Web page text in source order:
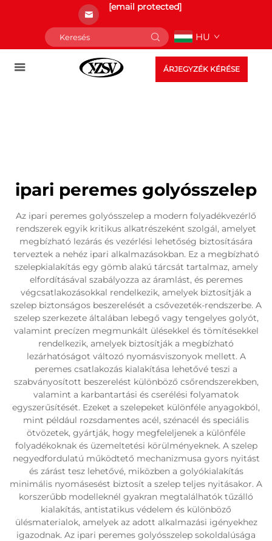
[email protected]
HU
ÁRJEGYZÉK KÉRÉSE
ipari peremes golyósszelep
Az ipari peremes golyósszelep a modern folyadékvezérlő
rendszerek egyik kritikus alkatrészeként szolgál, amelyet
megbízható lezárás és vezérlési lehetőség biztosítására
terveztek a nehéz ipari alkalmazásokban. Ez a megbízható
szelepkialakítás egy gömb alakú tárcsát tartalmaz, amely
elfordításával szabályozza az áramlást, és peremes
végcsatlakozásokkal rendelkezik, amelyek biztosítják a
szelep biztonságos beszerelését a csővezeték-rendszerbe. A
szelep szerkezete általában lebegő vagy tengelyes golyót,
valamint precízen megmunkált ülésekkel és tömítésekkel
rendelkezik, amelyek biztosítják a megbízható
lezárhatóságot változó nyomásviszonyok mellett. A
peremes csatlakozás kialakítása lehetővé teszi a
szabványosított beszerelést különböző csőrendszerekben,
valamint a karbantartási és cserélési folyamatok
egyszerűsítését. Ezeket a szelepeket különféle anyagokból,
mint például rozsdamentes acél, szénacél és speciális
ötvözetek, gyártják, hogy megfeleljenek a különféle
folyadékoknak és üzemeltetési körülményeknek. A szelep
negyedfordulatú működtető mechanizmusa gyors nyitást
és zárást tesz lehetővé, miközben a golyókialakítás
minimális nyomásesést biztosít a szelep teljes nyitásakor. A
korszerűbb modelleknél gyakran megtalálhatók tűzálló
kialakítás, antistatikus védelem és különböző
ülésmaterialok, amelyek az adott alkalmazási igényekhez
igazodnak. Az ipari peremes golyósszelep sokoldalúsága